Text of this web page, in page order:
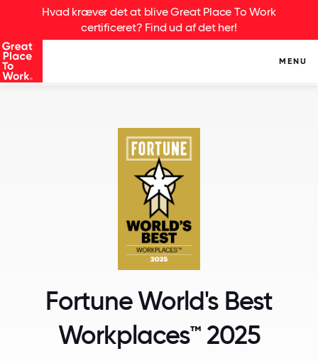
Hvad kræver det at blive Great Place To Work
certificeret? Find ud af det her!
MENU
Fortune World's Best
Workplaces™ 2025